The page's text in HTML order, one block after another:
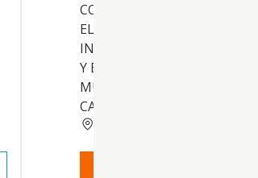
COMPRENDIENDO DENTRO
ELLA LA
INCLUIDOS COMERCIO
Y EXTERIOR DE TODA CLASE
MUEBLES Y MATERIAL DE
CARPINTERIA, INCLUIDA